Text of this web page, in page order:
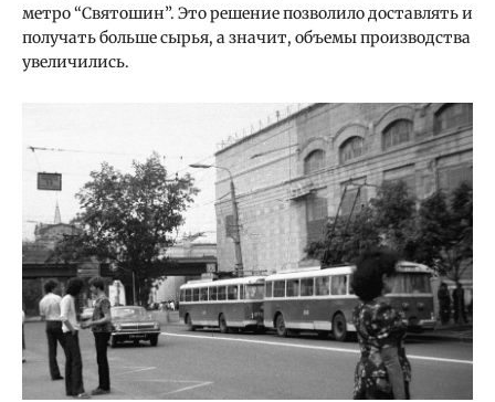
метро “Святошин”. Это решение позволило доставлять и
получать больше сырья, а значит, объемы производства
увеличились.